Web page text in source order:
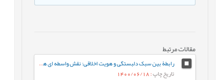
مقالات مرتبط
رابطۀ بين سبک دلبستگی و هويت اخلاقی: نقش واسطه ای همدلی
تاریخ چاپ: 1400/06/18